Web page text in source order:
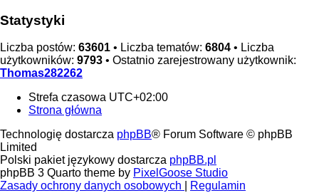
Statystyki
Liczba postów: 63601 • Liczba tematów: 6804 • Liczba
użytkowników: 9793 • Ostatnio zarejestrowany użytkownik:
Thomas282262
Strefa czasowa UTC+02:00
Strona główna
Technologię dostarcza phpBB® Forum Software © phpBB
Limited
Polski pakiet językowy dostarcza phpBB.pl
phpBB 3 Quarto theme by PixelGoose Studio
Zasady ochrony danych osobowych
Regulamin